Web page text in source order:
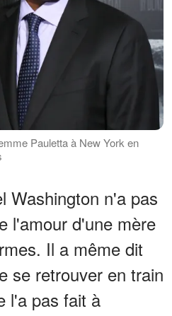
Pauletta à New York en
Washington n'a pas
l'amour d'une mère
Il a même dit
se retrouver en train
l'a pas fait à